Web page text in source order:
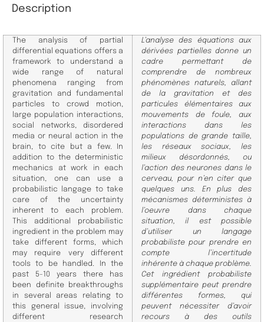
Description
The analysis of partial
differential equations offers a
framework to understand a
wide range of natural
phenomena ranging from
gravitation and fundamental
particles to crowd motion,
large population interactions,
social networks, disordered
media or neural action in the
brain, to cite but a few. In
addition to the deterministic
mechanics at work in each
situation, one can use a
probabilistic langage to take
care of the uncertainty
inherent to each problem.
This additional probabilistic
ingredient in the problem may
take different forms, which
may require very different
tools to be handled. In the
past 5-10 years there has
been definite breakthroughs
in several areas relating to
this general issue, involving
different research
L’analyse des équations aux
dérivées partielles donne un
cadre permettant de
comprendre de nombreux
phénomènes naturels, allant
de la gravitation et des
particules élémentaires aux
mouvements de foule, aux
interactions dans les
populations de grande taille,
les réseaux sociaux, les
milieux désordonnés, ou
l’action des neurones dans le
cerveau, pour n’en citer que
quelques uns. En plus des
mécanismes déterministes à
l’oeuvre dans chaque
situation, il est possible
d’utiliser un langage
probabiliste pour prendre en
compte l’incertitude
inhérente à chaque problème.
Cet ingrédient probabiliste
supplémentaire peut prendre
différentes formes, qui
peuvent nécessiter d’avoir
recours à des outils